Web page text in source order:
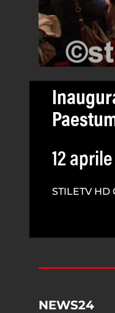
12 aprile
STILETV HD
NEWS24